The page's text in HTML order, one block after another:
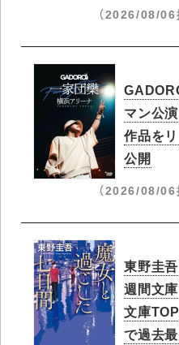
（2026/08/06
マン公
作品を
公開
（2026/08/06
東野圭
週間文
文庫
で過去